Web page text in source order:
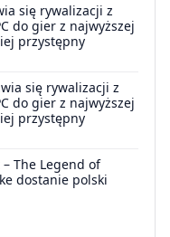
się rywalizacji z
do gier z najwyższej
przystępny
się rywalizacji z
do gier z najwyższej
przystępny
The Legend of
dostanie polski